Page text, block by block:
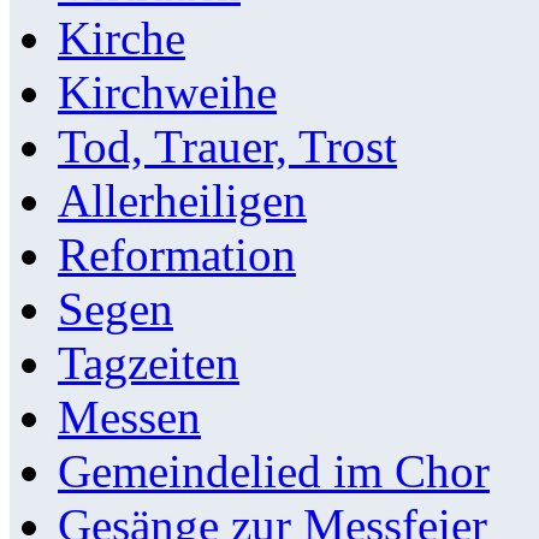
Kirche
Kirchweihe
Tod, Trauer, Trost
Allerheiligen
Reformation
Segen
Tagzeiten
Messen
Gemeindelied im Chor
Gesänge zur Messfeier